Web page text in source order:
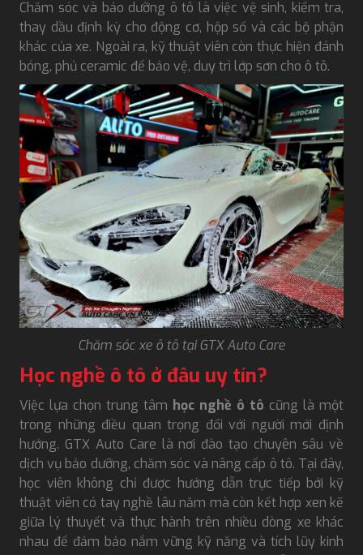
Chăm sóc và bảo dưỡng ô tô là việc vệ sinh, kiểm tra,
thay dầu định kỳ cho động cơ, hộp số và các bộ phận
khác của xe. Ngoài ra, kỹ thuật viên còn thực hiện đánh
bóng, phủ ceramic để bảo vệ, duy trì lớp sơn cho ô tô.
Chăm sóc xe ô tô tại GTX Auto Care
Học nghề ô tô ở đâu uy tín?
Việc lựa chọn trung tâm học nghề ô tô cũng là một
trong những điều quan trọng đối với người mới định
hướng. GTX Auto Care là nơi đào tạo chuyên sâu về
dịch vụ bảo dưỡng, chăm sóc và nâng cấp ô tô. Tại đây,
học viên không chỉ được hướng dẫn trực tiếp bởi kỹ
thuật viên có tay nghề lâu năm mà còn kết hợp xen kẽ
giữa lý thuyết và thực hành trên nhiều dòng xe khác
nhau để đảm bảo nắm vững kỹ năng và tích lũy kinh